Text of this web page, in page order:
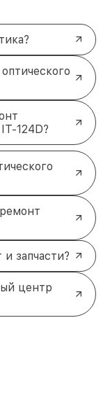
124D?
запчасти?
центр